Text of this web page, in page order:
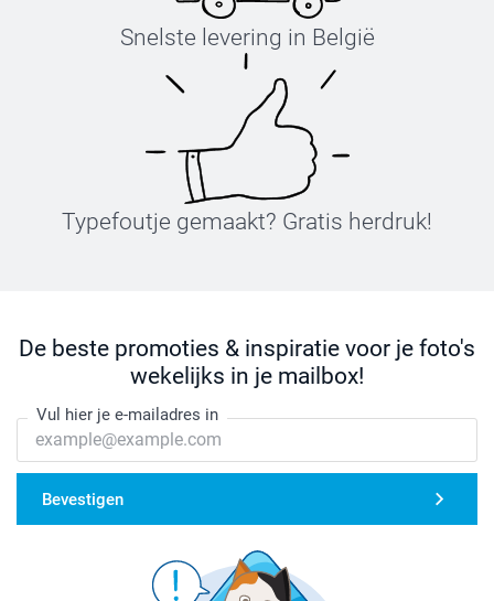
Snelste levering in België
Typefoutje gemaakt? Gratis herdruk!
De beste promoties & inspiratie voor je foto's
wekelijks in je mailbox!
Vul hier je e-mailadres in
Bevestigen